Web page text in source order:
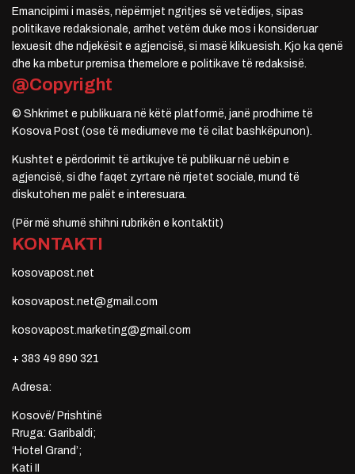
Emancipimi i masës, nëpërmjet ngritjes së vetëdijes, sipas
politikave redaksionale, arrihet vetëm duke mos i konsideruar
lexuesit dhe ndjekësit e agjencisë, si masë klikuesish. Kjo ka qenë
dhe ka mbetur premisa themelore e politikave të redaksisë.
@Copyright
© Shkrimet e publikuara në këtë platformë, janë prodhime të
Kosova Post (ose të mediumeve me të cilat bashkëpunon).
Kushtet e përdorimit të artikujve të publikuar në uebin e
agjencisë, si dhe faqet zyrtare në rrjetet sociale, mund të
diskutohen me palët e interesuara.
(Për më shumë shihni rubrikën e kontaktit)
KONTAKTI
kosovapost.net
kosovapost.net@gmail.com
kosovapost.marketing@gmail.com
+ 383 49 890 321
Adresa:
Kosovë/ Prishtinë
Rruga: Garibaldi;
‘Hotel Grand’;
Kati II